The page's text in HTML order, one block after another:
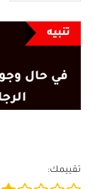
تنبيه
في حال
تقييمك: